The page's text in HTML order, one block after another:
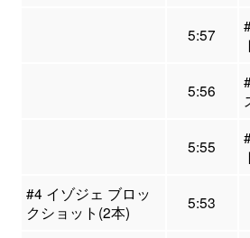
5:57
5:56
5:55
#4 イゾジェ ブロッ
クショット(2本)
5:53